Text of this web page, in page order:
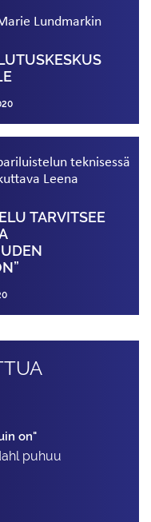
Lundmarkin
teknisessä
Leena
TARVITSEE
on"
puhuu